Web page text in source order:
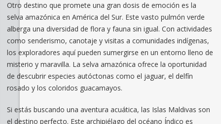
Otro destino que promete una gran dosis de emoción es la
selva amazónica en América del Sur. Este vasto pulmón verde
alberga una diversidad de flora y fauna sin igual. Con actividades
como senderismo, canotaje y visitas a comunidades indígenas,
los exploradores aquí pueden sumergirse en un entorno lleno de
misterio y maravilla. La selva amazónica ofrece la oportunidad
de descubrir especies autóctonas como el jaguar, el delfín
rosado y los coloridos guacamayos.
Si estás buscando una aventura acuática, las Islas Maldivas son
el destino perfecto. Este archipiélago del océano Índico es